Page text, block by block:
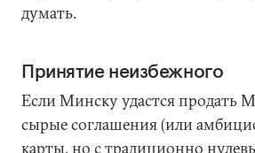
думать.
Принятие неизбежного
Если Минску удастся продать
сырые соглашения (или
карты, но с традиционно